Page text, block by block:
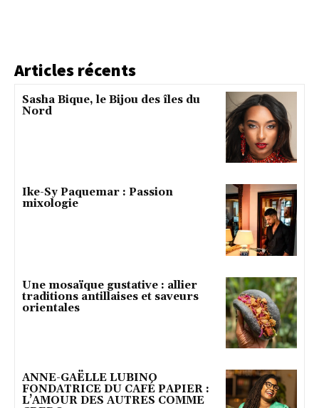
Articles récents
Sasha Bique, le Bijou des îles du
Nord
Ike-Sy Paquemar : Passion
mixologie
Une mosaïque gustative : allier
traditions antillaises et saveurs
orientales
ANNE-GAËLLE LUBINO
FONDATRICE DU CAFÉ PAPIER :
L’AMOUR DES AUTRES COMME